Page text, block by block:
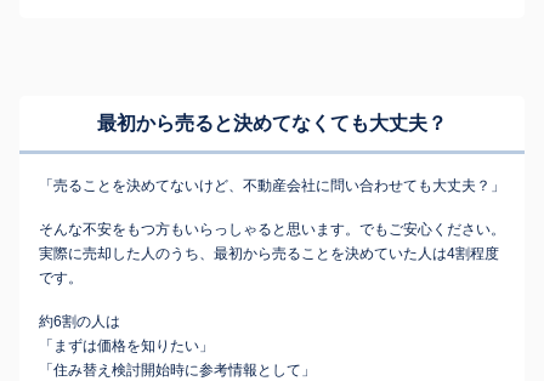
最初から売ると決めてなくても大丈夫？
「売ることを決めてないけど、不動産会社に問い合わせても大丈夫？」
そんな不安をもつ方もいらっしゃると思います。でもご安心ください。
実際に売却した人のうち、最初から売ることを決めていた人は4割程度
です。
約6割の人は
「まずは価格を知りたい」
「住み替え検討開始時に参考情報として」